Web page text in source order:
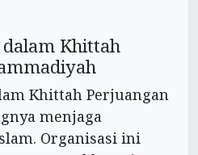
Khittah
Khittah Perjuangan
menjaga
Organisasi ini